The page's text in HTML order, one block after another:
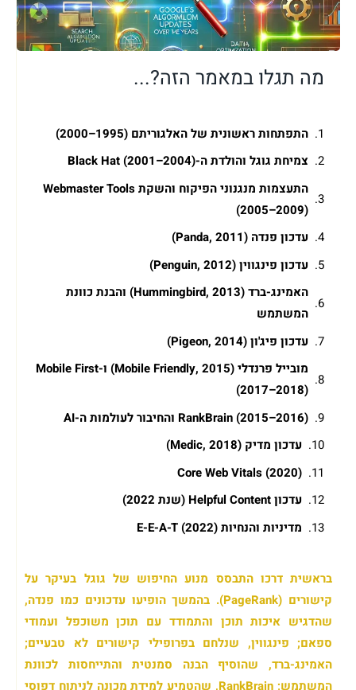
מה תגלו במאמר הזה?...
התפתחות ראשונית של האלגוריתם (1995–2000)
צמיחת גוגל והולדת ה-Black Hat (2001–2004)
התעצמות מנגנוני הפיקוח והשקת Webmaster Tools
(2005–2009)
עדכון פנדה (Panda, 2011)
עדכון פינגווין (Penguin, 2012)
האמינג-ברד (Hummingbird, 2013) והבנת כוונת
המשתמש
עדכון פיג'ון (Pigeon, 2014)
מובייל פרנדלי (Mobile Friendly, 2015) ו-Mobile First
(2017–2018)
RankBrain (2015–2016) והחיבור לעולמות ה-AI
עדכון מדיק (Medic, 2018)
Core Web Vitals (2020)
עדכון Helpful Content (שנת 2022)
מדיניות והנחיות E-E-A-T (2022)
בראשית דרכו התבסס מנוע החיפוש של גוגל בעיקר על
קישורים (PageRank). בהמשך הופיעו עדכונים כמו פנדה,
שהדגיש איכות תוכן והתמודד עם תוכן משוכפל ועמודי
ספאם; פינגווין, שנלחם בפרופילי קישורים לא טבעיים;
האמינג-ברד, שהוסיף הבנה סמנטית והתייחסות לכוונת
המשתמש; RankBrain, שהטמיע למידת מכונה לניתוח דפוסי